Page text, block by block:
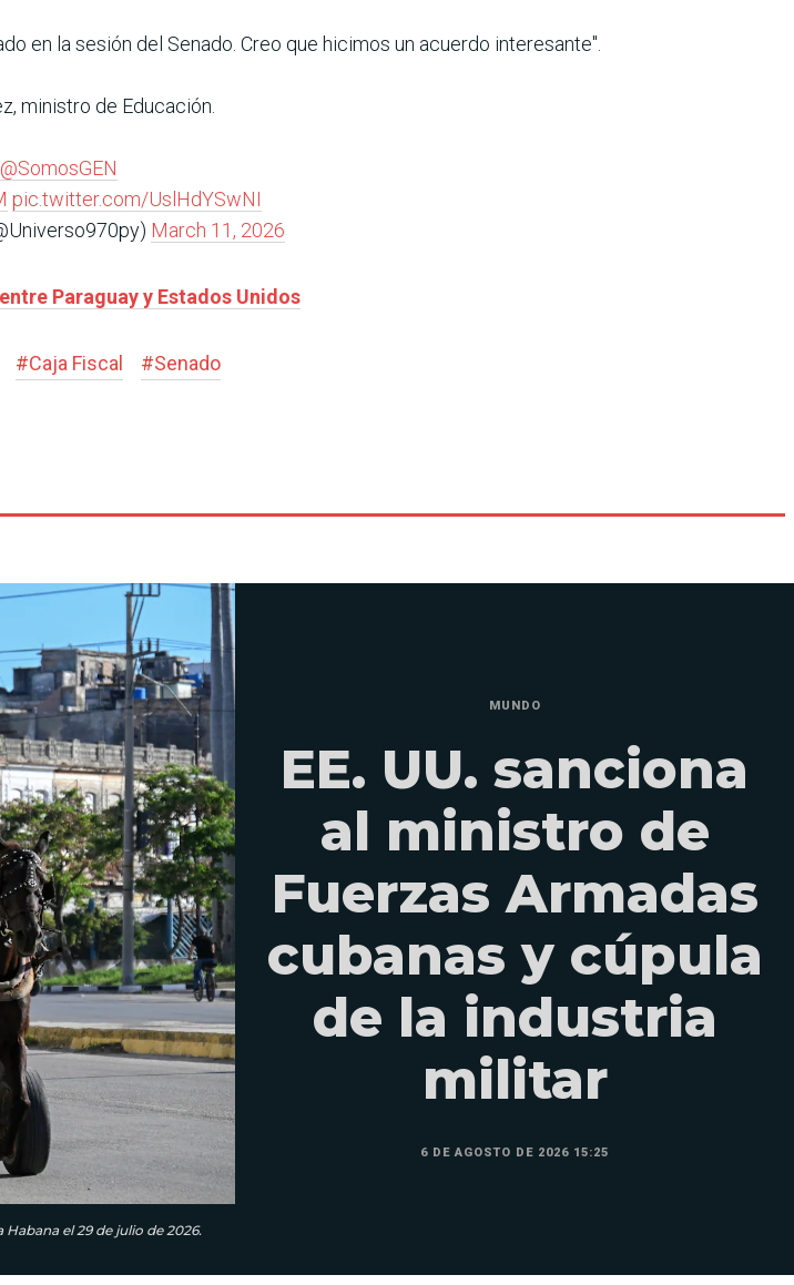
en la sesión del Senado. Creo que hicimos un acuerdo interesante".
ministro de Educación.
@SomosGEN
pic.twitter.com/UslHdYSwNI
March 11, 2026
Paraguay y Estados Unidos
#Caja Fiscal #Senado
el 29 de julio de 2026.
MUNDO
EE. UU. sanciona
al ministro de
Fuerzas Armadas
cubanas y cúpula
de la industria
militar
6 DE AGOSTO DE 2026 15:25